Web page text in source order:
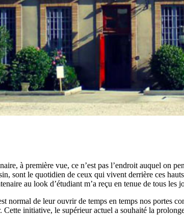
à première vue, ce n’est pas l’endroit auquel on
sont le quotidien de ceux qui vivent derrière ces
au look d’étudiant m’a reçu en tenue de tous
normal de leur ouvrir de temps en temps nos portes
initiative, le supérieur actuel a souhaité la